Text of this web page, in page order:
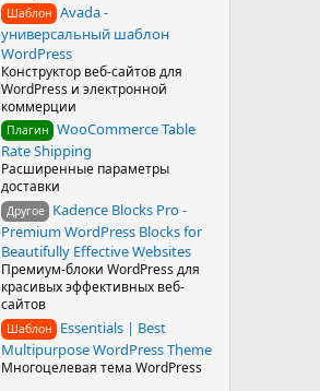
Шаблон Avada -
универсальный шаблон
WordPress
Конструктор веб-сайтов для
WordPress и электронной
коммерции
Плагин WooCommerce Table
Rate Shipping
Расширенные параметры
доставки
Другое Kadence Blocks Pro -
Premium WordPress Blocks for
Beautifully Effective Websites
Премиум-блоки WordPress для
красивых эффективных веб-
сайтов
Шаблон
Essentials | Best
Multipurpose WordPress Theme
Многоцелевая тема WordPress